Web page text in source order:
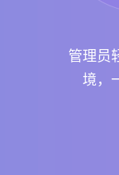
管理员
境，